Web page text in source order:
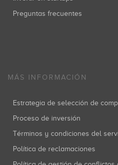
Preguntas frecuentes
MÁS INFORMACIÓN
Estrategia de selección de
Proceso de inversión
Términos y condiciones del
Política de reclamaciones